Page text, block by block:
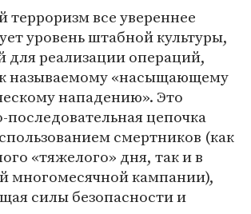
терроризм все увереннее
уровень штабной культуры,
для реализации операций,
называемому «насыщающему
нападению». Это
последовательная цепочка
смертников (как
«тяжелого» дня, так и в
многомесячной кампании),
силы безопасности и